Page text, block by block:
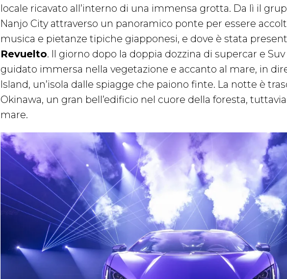
locale ricavato all’interno di una immensa grotta. Da lì il
Nanjo City attraverso un panoramico ponte per essere
musica e pietanze tipiche giapponesi, e dove è stata
Revuelto. Il giorno dopo la doppia dozzina di supercar e
guidato immersa nella vegetazione e accanto al mare, in
Island, un’isola dalle spiagge che paiono finte. La notte è
Okinawa, un gran bell’edificio nel cuore della foresta,
mare.